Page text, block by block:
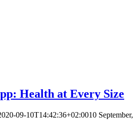
Health at Every Size
09-10T14:42:36+02:0010 September,